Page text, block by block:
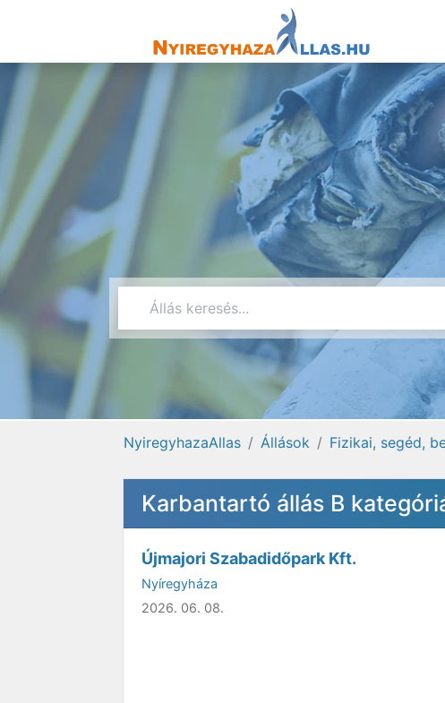
NyiregyhazaAllas Állások Fizikai, segéd,
Karbantartó állás B
Újmajori Szabadidőpark Kft.
Nyíregyháza
2026. 06. 08.